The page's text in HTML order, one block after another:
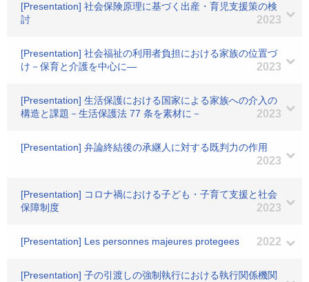
[Presentation] 社会保険原理に基づく出産・育児支援策の検
討
2023
[Presentation] 社会福祉の利用者負担における家族の位置づ
け－保育と介護を中心に―
2023
[Presentation] 生活保護における国家による家族への介入の
構造と課題－生活保護法 77 条を素材に－
2023
[Presentation] 弁論終結後の承継人に対する既判力の作用
2023
[Presentation] コロナ禍における子ども・子育て支援と社会
保障制度
2023
[Presentation] Les personnes majeures protegees 2022
[Presentation] 子の引渡しの強制執行における執行関係機関